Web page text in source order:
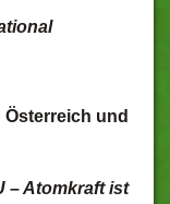
und
– Atomkraft ist